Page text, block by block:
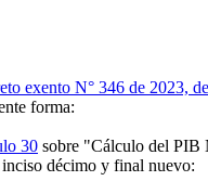
exento N° 346 de 2023,
forma:
30 sobre "Cálculo del PIB
décimo y final nuevo: